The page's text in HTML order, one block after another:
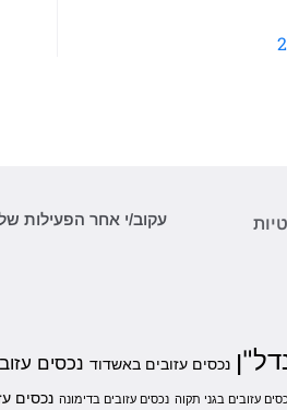
עקוב/י אחר הפעילות
נכסים עזובים באשדוד נכסים
עזובים בגני תקוה נכסים עזובים בדימונה נכסים